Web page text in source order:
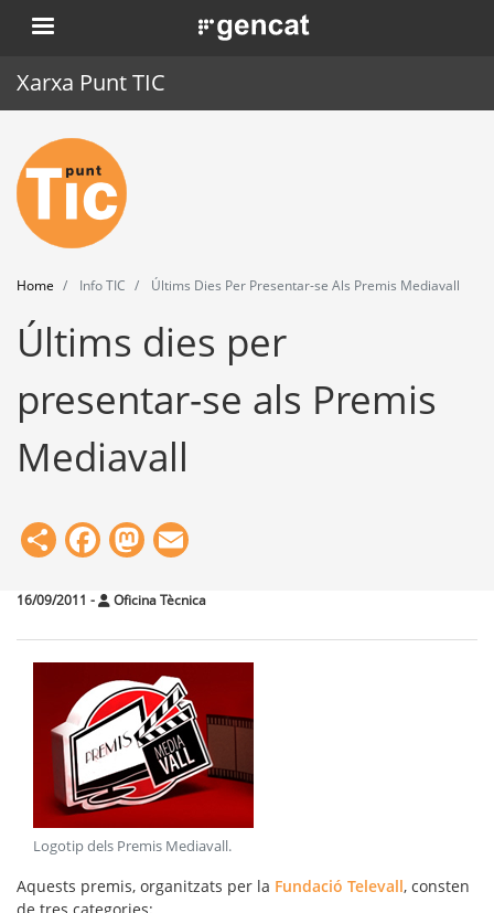
Skip
to
. Obre en una nova finestra.
Xarxa Punt TIC
Home
Punt TIC
News
Events
Training
Tools
Home Info TIC Últims Dies Per Presentar-se Als Premis Mediavall
Últims dies per
presentar-se als Premis
Mediavall
ShareFacebook
Mastodon
16/09/2011 - Oficina Tècnica
Logotip dels Premis Mediavall.
Aquests premis, organitzats per la Fundació Televall, consten